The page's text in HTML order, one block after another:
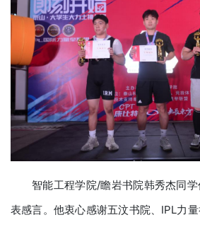
智能工程学院/瞻岩书院韩秀杰同
表感言。他衷心感谢五汶书院、IPL力